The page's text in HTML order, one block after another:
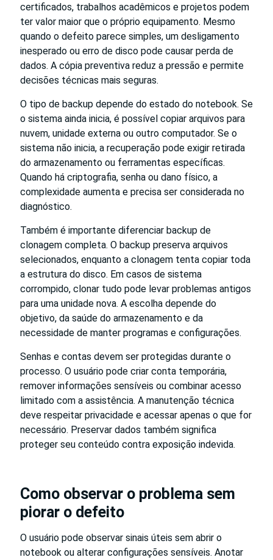
certificados, trabalhos acadêmicos e projetos podem
ter valor maior que o próprio equipamento. Mesmo
quando o defeito parece simples, um desligamento
inesperado ou erro de disco pode causar perda de
dados. A cópia preventiva reduz a pressão e permite
decisões técnicas mais seguras.
O tipo de backup depende do estado do notebook. Se
o sistema ainda inicia, é possível copiar arquivos para
nuvem, unidade externa ou outro computador. Se o
sistema não inicia, a recuperação pode exigir retirada
do armazenamento ou ferramentas específicas.
Quando há criptografia, senha ou dano físico, a
complexidade aumenta e precisa ser considerada no
diagnóstico.
Também é importante diferenciar backup de
clonagem completa. O backup preserva arquivos
selecionados, enquanto a clonagem tenta copiar toda
a estrutura do disco. Em casos de sistema
corrompido, clonar tudo pode levar problemas antigos
para uma unidade nova. A escolha depende do
objetivo, da saúde do armazenamento e da
necessidade de manter programas e configurações.
Senhas e contas devem ser protegidas durante o
processo. O usuário pode criar conta temporária,
remover informações sensíveis ou combinar acesso
limitado com a assistência. A manutenção técnica
deve respeitar privacidade e acessar apenas o que for
necessário. Preservar dados também significa
proteger seu conteúdo contra exposição indevida.
Como observar o problema sem
piorar o defeito
O usuário pode observar sinais úteis sem abrir o
notebook ou alterar configurações sensíveis. Anotar